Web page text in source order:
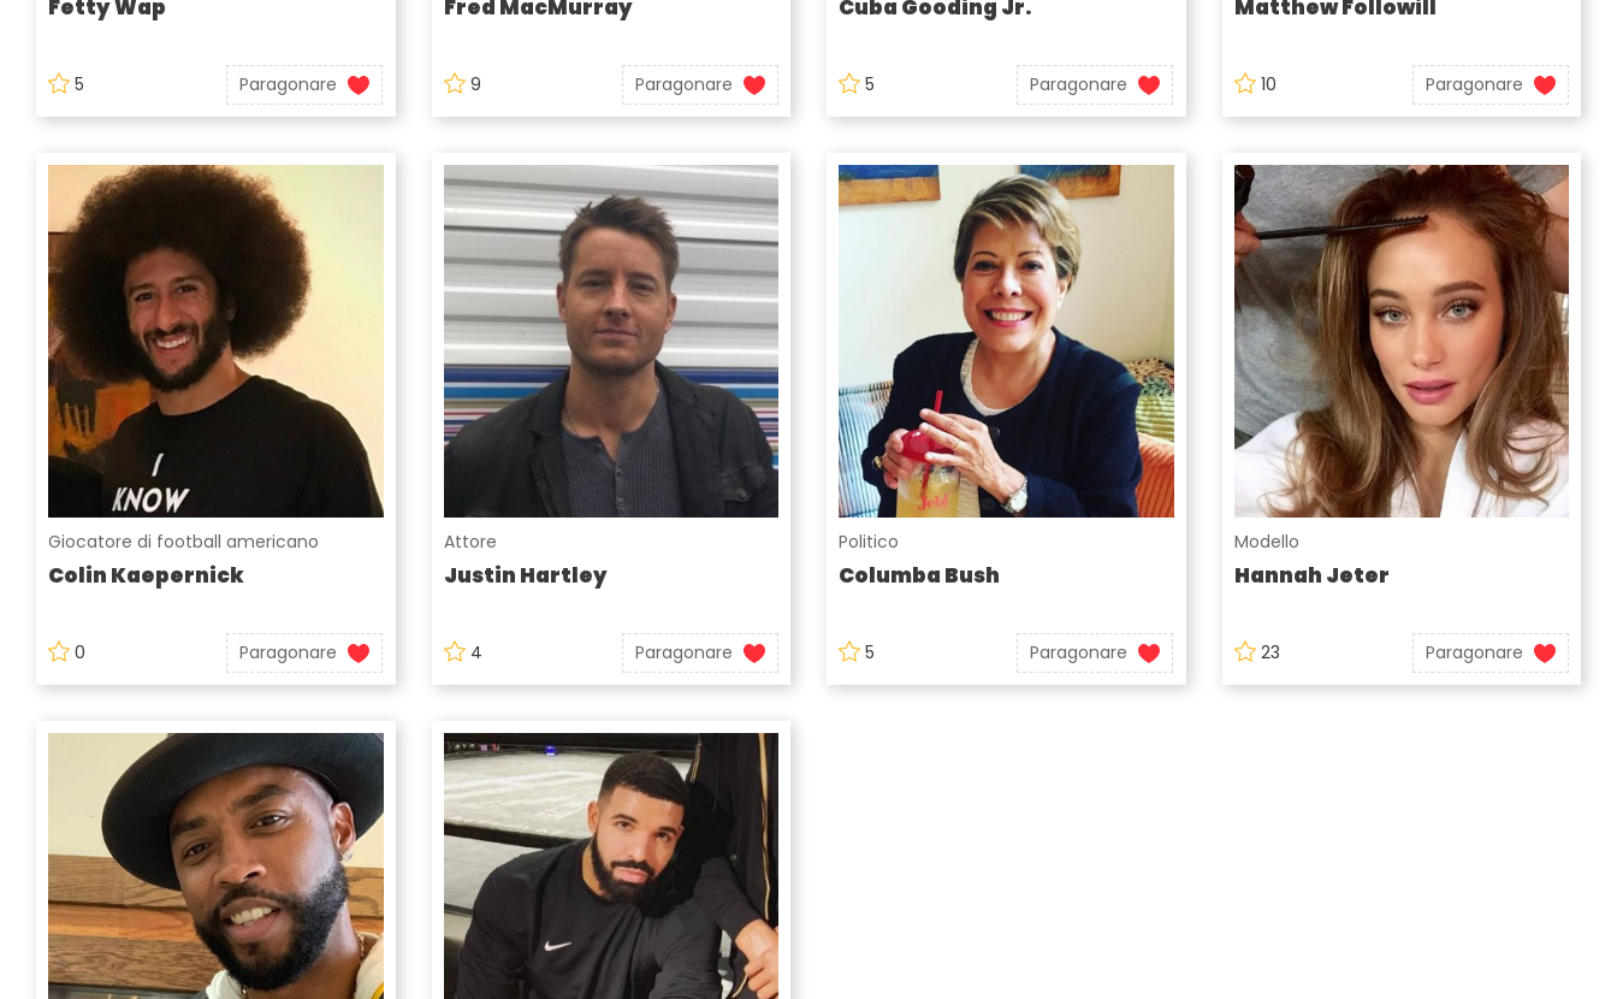
Fetty Wap
5 Paragonare
Fred MacMurray
9 Paragonare
Cuba Gooding Jr.
5 Paragonare
Matthew Followill
10 Paragonare
Giocatore di football americano
Colin Kaepernick
0 Paragonare
Attore
Justin Hartley
4 Paragonare
Politico
Columba Bush
5 Paragonare
Modello
Hannah Jeter
23 Paragonare